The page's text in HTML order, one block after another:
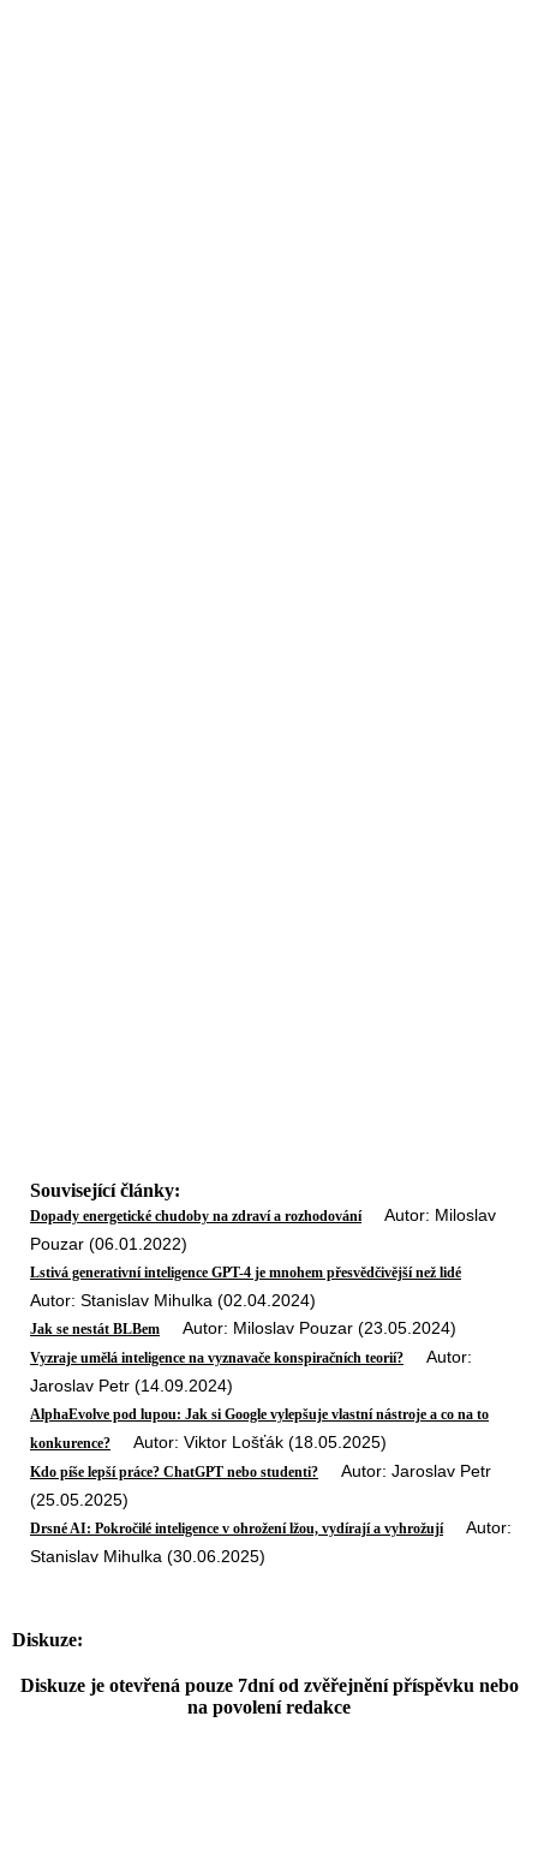
Související články:
Dopady energetické chudoby na zdraví a rozhodováníAutor: Miloslav
Pouzar (06.01.2022)
Lstivá generativní inteligence GPT-4 je mnohem přesvědčivější než lidé
Autor: Stanislav Mihulka (02.04.2024)
Jak se nestát BLBem Autor: Miloslav Pouzar (23.05.2024)
Vyzraje umělá inteligence na vyznavače konspiračních teorií? Autor:
Jaroslav Petr (14.09.2024)
AlphaEvolve pod lupou: Jak si Google vylepšuje vlastní nástroje a co na to
konkurence? Autor: Viktor Lošťák (18.05.2025)
Kdo píše lepší práce? ChatGPT nebo studenti? Autor: Jaroslav Petr
(25.05.2025)
Drsné AI: Pokročilé inteligence v ohrožení lžou, vydírají a vyhrožujíAutor:
Stanislav Mihulka (30.06.2025)
Diskuze:
Diskuze je otevřená pouze 7dní od zvěřejnění příspěvku nebo
na povolení redakce